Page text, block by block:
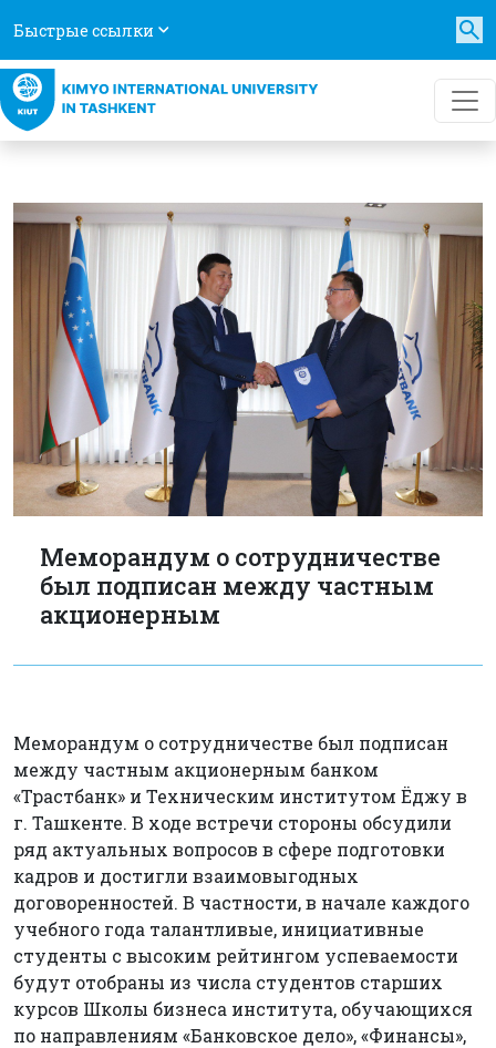
Быстрые ссылки
Меморандум о сотрудничестве
был подписан между частным
акционерным
Меморандум о сотрудничестве был подписан
между частным акционерным банком
«Трастбанк» и Техническим институтом Ёджу в
г. Ташкенте. В ходе встречи стороны обсудили
ряд актуальных вопросов в сфере подготовки
кадров и достигли взаимовыгодных
договоренностей. В частности, в начале каждого
учебного года талантливые, инициативные
студенты с высоким рейтингом успеваемости
будут отобраны из числа студентов старших
курсов Школы бизнеса института, обучающихся
по направлениям «Банковское дело», «Финансы»,